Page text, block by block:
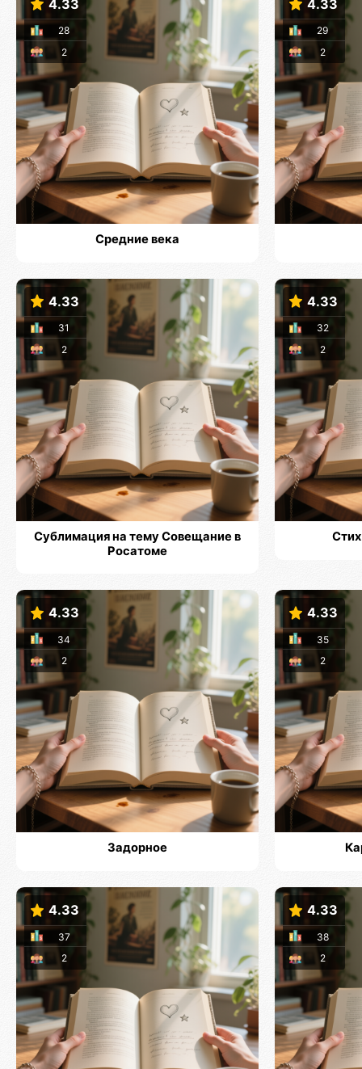
4.33
2
28
Средние века
4.33
2
29
4.33
2
31
Сублимация на тему Совещание в
Росатоме
4.33
2
32
4.33
2
34
Задорное
4.33
2
35
4.33
2
37
4.33
2
38